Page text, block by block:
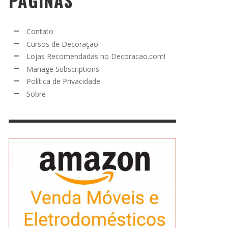
Contato
Cursos de Decoração
Lojas Recomendadas no Decoracao.com!
Manage Subscriptions
Política de Privacidade
Sobre